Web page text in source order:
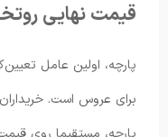
قیمت نهایی
پارچه، اولین عامل
برای عروس است.